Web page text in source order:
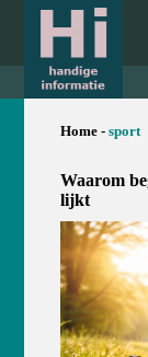
Home - sport
Waarom
lijkt